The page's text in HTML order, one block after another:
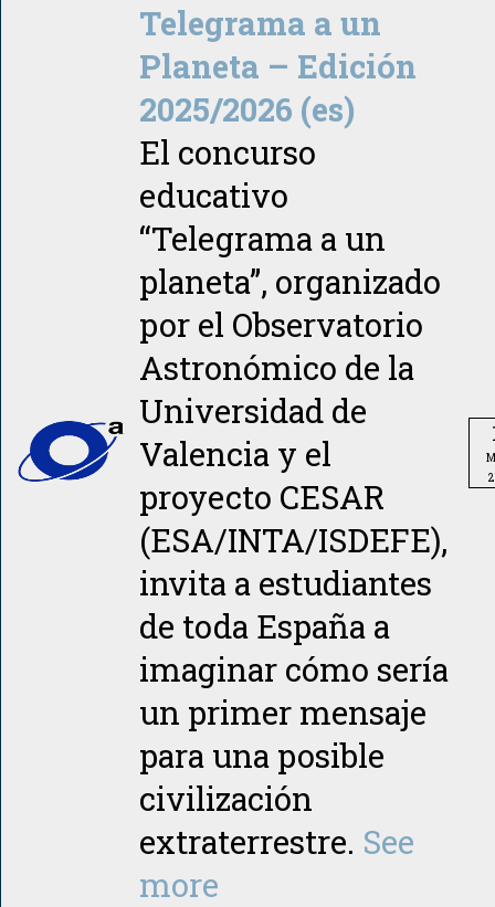
Telegrama a un
Planeta – Edición
2025/2026 (es)
El concurso
educativo
“Telegrama a un
planeta”, organizado
por el Observatorio
Astronómico de la
Universidad de
Valencia y el
proyecto CESAR
(ESA/INTA/ISDEFE),
invita a estudiantes
de toda España a
imaginar cómo sería
un primer mensaje
para una posible
civilización
extraterrestre. See
more